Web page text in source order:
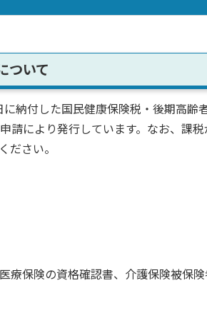
ついて
納付した国民健康保険税・後期高齢
請により発行しています。なお、課税
ださい。
療保険の資格確認書、介護保険被保険